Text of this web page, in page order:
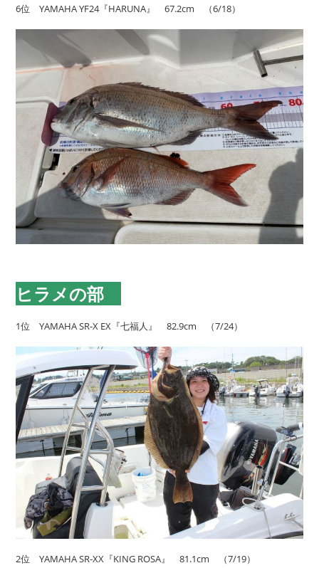
6位 YAMAHA YF24『HARUNA』 67.2cm （6/18）
ヒラメの部
1位 YAMAHA SR-X EX『七福人』 82.9cm （7/24）
2位 YAMAHA SR-XX『KING ROSA』 81.1cm （7/19）